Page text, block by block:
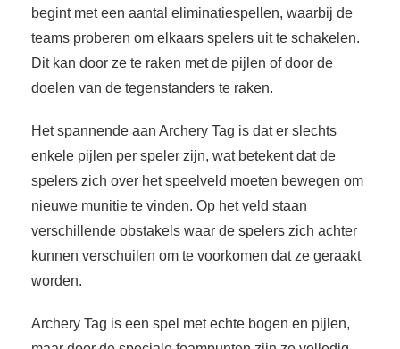
begint met een aantal eliminatiespellen, waarbij de
teams proberen om elkaars spelers uit te schakelen.
Dit kan door ze te raken met de pijlen of door de
doelen van de tegenstanders te raken.
Het spannende aan Archery Tag is dat er slechts
enkele pijlen per speler zijn, wat betekent dat de
spelers zich over het speelveld moeten bewegen om
nieuwe munitie te vinden. Op het veld staan
verschillende obstakels waar de spelers zich achter
kunnen verschuilen om te voorkomen dat ze geraakt
worden.
Archery Tag is een spel met echte bogen en pijlen,